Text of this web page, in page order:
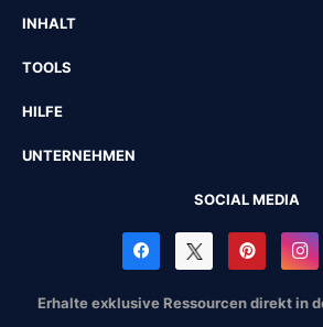
INHALT
TOOLS
HILFE
UNTERNEHMEN
SOCIAL MEDIA
Erhalte exklusive Ressourcen direkt in